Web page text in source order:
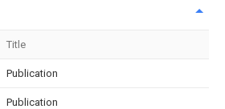
Title
Publication
Publication